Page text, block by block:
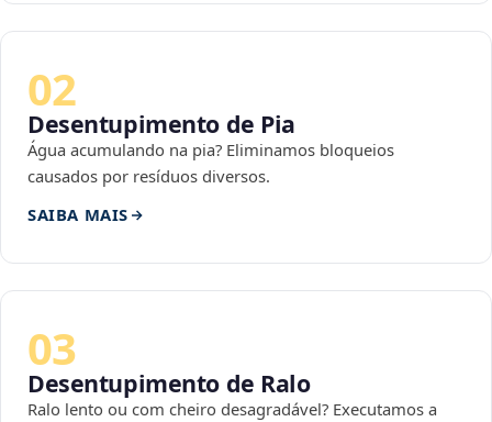
02
Desentupimento de Pia
Água acumulando na pia? Eliminamos bloqueios
causados por resíduos diversos.
SAIBA MAIS
03
Desentupimento de Ralo
Ralo lento ou com cheiro desagradável? Executamos a